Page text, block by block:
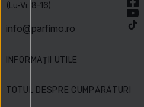
(Lu-Vi: 8-16)
info@parfimo.ro
INFORMAȚII UTILE
TOTUL DESPRE CUMPĂRĂTURI